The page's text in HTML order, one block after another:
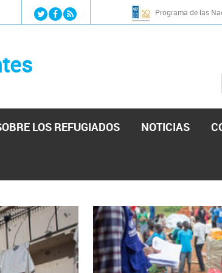
Jump to navigation Programa de las
LOS REFUGIADOS NOTICIAS
de la Asamblea Nacional de Venezuela solicitando a
y la colaboración del Gobierno.